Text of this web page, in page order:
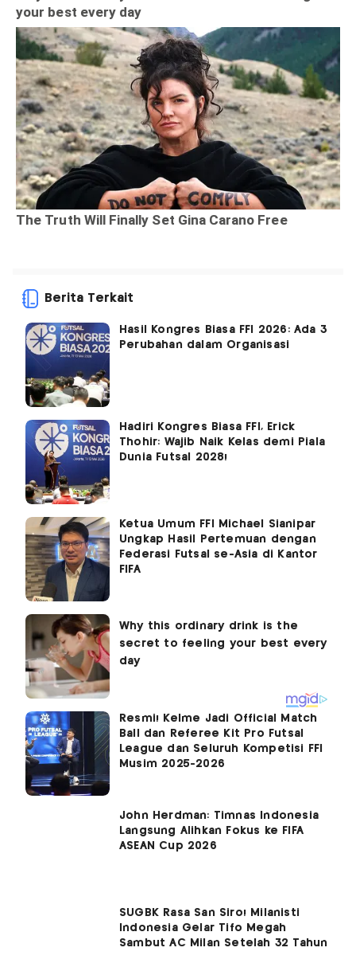
Berita Terkait
Hasil Kongres Biasa FFI 2026: Ada 3
Perubahan dalam Organisasi
Hadiri Kongres Biasa FFI, Erick
Thohir: Wajib Naik Kelas demi Piala
Dunia Futsal 2028!
Ketua Umum FFI Michael Sianipar
Ungkap Hasil Pertemuan dengan
Federasi Futsal se-Asia di Kantor
FIFA
Resmi! Kelme Jadi Official Match
Ball dan Referee Kit Pro Futsal
League dan Seluruh Kompetisi FFI
Musim 2025-2026
John Herdman: Timnas Indonesia
Langsung Alihkan Fokus ke FIFA
ASEAN Cup 2026
SUGBK Rasa San Siro! Milanisti
Indonesia Gelar Tifo Megah
Sambut AC Milan Setelah 32 Tahun